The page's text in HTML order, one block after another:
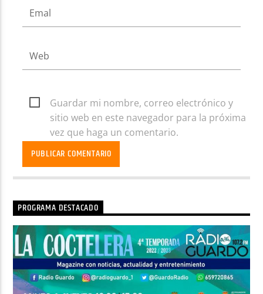
Guardar mi nombre, correo electrónico y
sitio web en este navegador para la próxima
vez que haga un comentario.
PROGRAMA DESTACADO